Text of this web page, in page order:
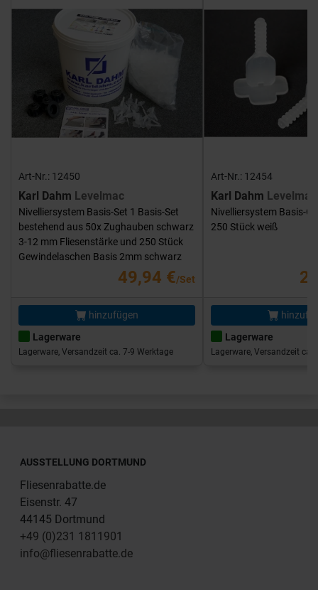
Art-Nr.: 12450
Karl Dahm Levelmac
Nivelliersystem Basis-Set 1 Basis-Set
bestehend aus 50x Zughauben schwarz
3-12 mm Fliesenstärke und 250 Stück
Gewindelaschen Basis 2mm schwarz
49,94 €/Set
hinzufügen
Lagerware
Lagerware, Versandzeit ca. 7-9 Werktage
Art-Nr.: 12454
Karl Dahm Levelmac
Nivelliersystem Basis-
250 Stück weiß
Lagerware
Lagerware, Versandzeit ca.
AUSSTELLUNG DORTMUND
Fliesenrabatte.de
Eisenstr. 47
44145 Dortmund
+49 (0)231 1811901
info@fliesenrabatte.de